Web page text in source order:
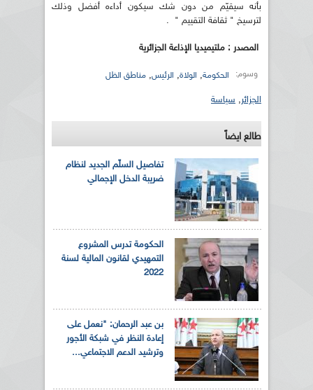
بأنه سيقيّم من دون شك سيكون أداءه أفضل وذلك
لترسيخ " ثقافة التقييم " .
المصدر : ملتيميديا الإذاعة الجزائرية
وسوم: الحكومة, الولاة, الرئيس, مناطق الظل
الجزائر, سياسة
طالع ايضاً
تفاصيل السلّم الجديد لنظام
ضريبة الدخل الإجمالي
الحكومة تدرس المشروع
التمهيدي لقانون المالية لسنة
2022
بن عبد الرحمان : "نعمل على
إعادة النظر في شبكة الأجور
وترشيد الدعم الاجتماعي...